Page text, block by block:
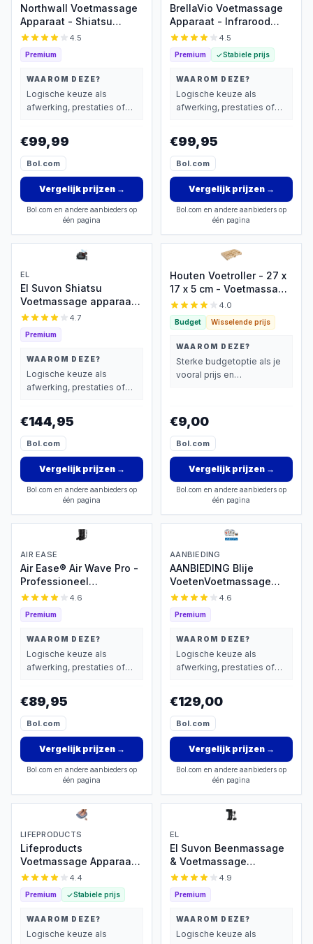
Northwall Voetmassage
Apparaat - Shiatsu
Voetmassage Met
Infrarood Warmte - Voor
Verbeterde
Ontspanning En Herstel
- Inclusief
4.5
Premium
WAAROM DEZE?
Logische keuze als
afwerking, prestaties of
€99,99
Bol.com
Vergelijk prijzen→
Bol.com en andere aanbieders op
één pagina
BrellaVio Voetmassage
Apparaat - Infrarood
Warmte - Shiatsu en
Compressie Massage -
Bloedsomloop Voet en
Been - Wasbare voering
4.5
Premium Stabiele prijs
WAAROM DEZE?
Logische keuze als
afwerking, prestaties of
€99,95
Bol.com
Vergelijk prijzen→
Bol.com en andere aanbieders op
één pagina
EL
El Suvon Shiatsu
Voetmassage apparaat -
Voetmassage -
met Luchtcompressie en
Infrarood Warmte - Voor
Bloedcirculatie -
Afstandsbediening
4.7
Premium
WAAROM DEZE?
Logische keuze als
afwerking, prestaties of
€144,95
Bol.com
Vergelijk prijzen→
Bol.com en andere aanbieders op
één pagina
Houten Voetroller - 27 x
17 x 5 cm - Voetmassage
Roller Apparaat - Voet
Massage Roller
4.0
Budget Wisselende prijs
WAAROM DEZE?
Sterke budgetoptie als je
vooral prijs en
€9,00
Bol.com
Vergelijk prijzen→
Bol.com en andere aanbieders op
één pagina
AIR EASE
Air Ease® Air Wave Pro -
Professioneel
Beenmassage Apparaat
- Op Luchtdruk - Met NL
en ENG Handleiding
4.6
Premium
WAAROM DEZE?
Logische keuze als
afwerking, prestaties of
€89,95
Bol.com
Vergelijk prijzen→
Bol.com en andere aanbieders op
één pagina
AANBIEDING
AANBIEDING Blije
VoetenVoetmassage
Apparaat NR1.- met
de bloedcirculatie -
Voetmassage - Infrarood
bloedsomloop -
Onrustige benen -
Neuropathie -
Rugklachten - Koude
handen - Krampen -
Restless Legs
4.6
Premium
WAAROM DEZE?
Logische keuze als
afwerking, prestaties of
€129,00
Bol.com
Vergelijk prijzen→
Bol.com en andere aanbieders op
één pagina
LIFEPRODUCTS
Lifeproducts
Voetmassage Apparaat -
Massage Apparaat met
Trilfunctie - Trilplaat -
Bloedcirculatie
Massageapparaat -
Massageapparaten met
4.4
Premium Stabiele prijs
WAAROM DEZE?
Logische keuze als
EL
El Suvon Beenmassage
& Voetmassage
apparaat - Oplaadbare
Luchtcompressie voor
Herstel, Bloedcirculatie
4.9
Premium
WAAROM DEZE?
Logische keuze als